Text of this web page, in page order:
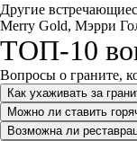
Другие
Merry Gold, Мэрри
ТОП-10
Вопросы о граните,
Как ухаживать за
Можно ли ставить
Возможна ли